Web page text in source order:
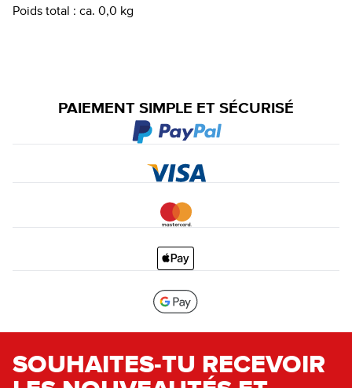
Poids total : ca. 0,0 kg
PAIEMENT SIMPLE ET SÉCURISÉ
SOUHAITES-TU RECEVOIR